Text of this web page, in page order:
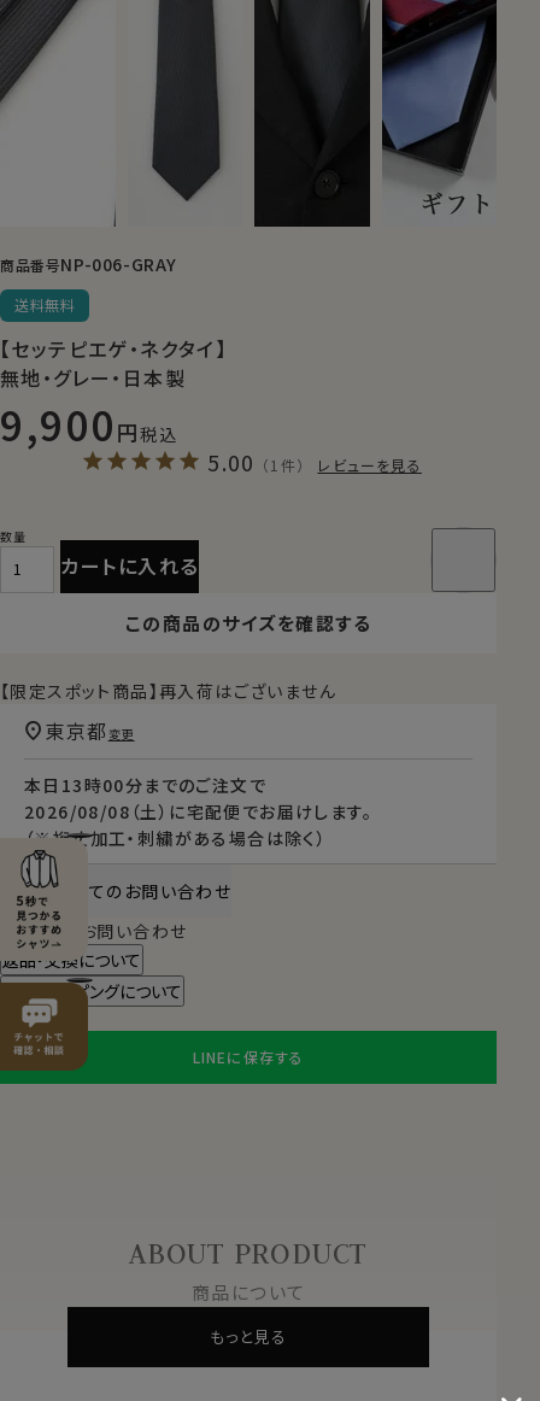
商品番号NP-006-GRAY
送料無料
【セッテピエゲ・ネクタイ】
無地・グレー・日本製
9,900 税込
5.00 （1件） レビューを見る
カートに入れる
この商品のサイズを確認する
【限定スポット商品】再入荷はございません
本日 13時00分 までのご注文で
2026/08/08（土） に宅配便 でお届けします。
（※裄丈加工・刺繍がある場合は除く）
東京都 変更
商品についてのお問い合わせ
チャットでお問い合わせ
返品・交換について
ギフトラッピングについて
LINEに保存する
ABOUT PRODUCT
商品について
もっと見る